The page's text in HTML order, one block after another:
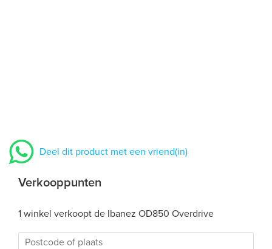
Deel dit product met een vriend(in)
Verkooppunten
1 winkel verkoopt de Ibanez OD850 Overdrive